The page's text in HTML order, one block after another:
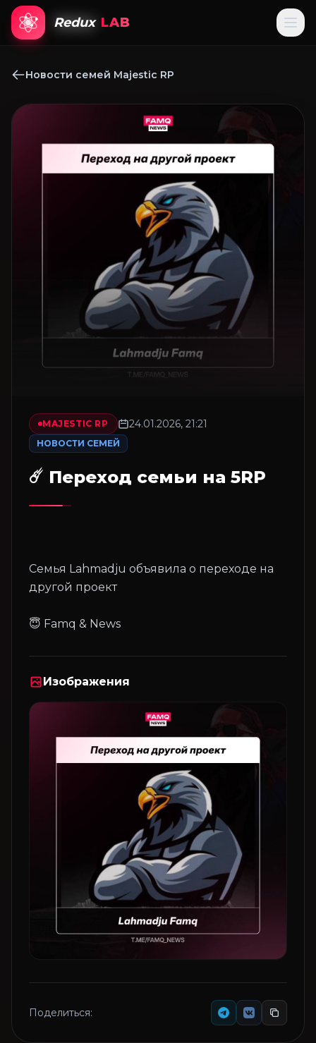
Redux LAB
Новости семей Majestic RP
MAJESTIC RP 24.01.2026, 21:21
НОВОСТИ СЕМЕЙ
☄️ Переход семьи на 5RP
Семья Lahmadju объявила о переходе на
другой проект
Изображения
Поделиться: